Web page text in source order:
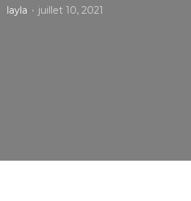
layla juillet 10, 2021